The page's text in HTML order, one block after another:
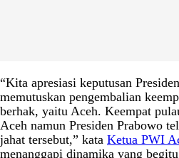
“Kita apresiasi keputusan
memutuskan pengembalian
berhak, yaitu Aceh. Keempat
Aceh namun Presiden Prabowo
jahat tersebut,” kata Ketua PWI
menanggapi dinamika yang